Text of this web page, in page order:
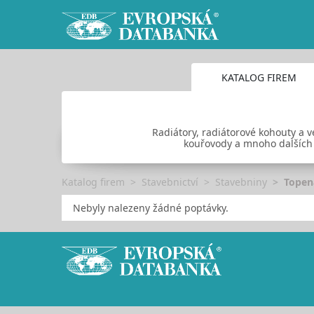
KATALOG FIREM
Radiátory, radiátorové kohouty a
kouřovody a mnoho
Katalog firem Stavebnictví Stavebniny
Nebyly nalezeny žádné poptávky.